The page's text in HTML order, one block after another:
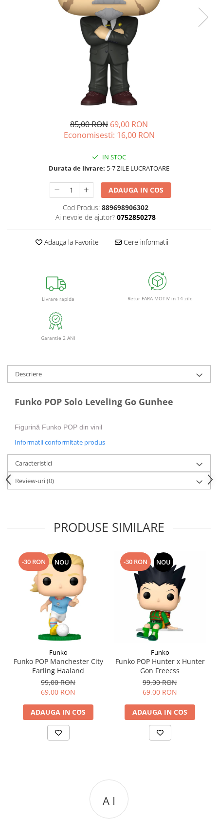
85,00 RON 69,00 RON
Economisesti: 16,00 RON
IN STOC
Durata de livrare: 5-7 ZILE LUCRATOARE
ADAUGA IN COS
Cod Produs: 889698906302
Ai nevoie de ajutor? 0752850278
Adauga la Favorite Cere informatii
Livrare rapida Retur FARA MOTIV in 14 zile
Garantie 2 ANI
Descriere
Funko POP Solo Leveling Go Gunhee
Figurină Funko POP din vinil
Informatii conformitate produs
Caracteristici
Review-uri(0)
PRODUSE SIMILARE
-30 RON NOU
Funko
Funko POP Manchester City
Earling Haaland
99,00 RON
69,00 RON
ADAUGA IN COS
-30 RON NOU
Funko
Funko POP Hunter x Hunter
Gon Freecss
99,00 RON
69,00 RON
ADAUGA IN COS
A I